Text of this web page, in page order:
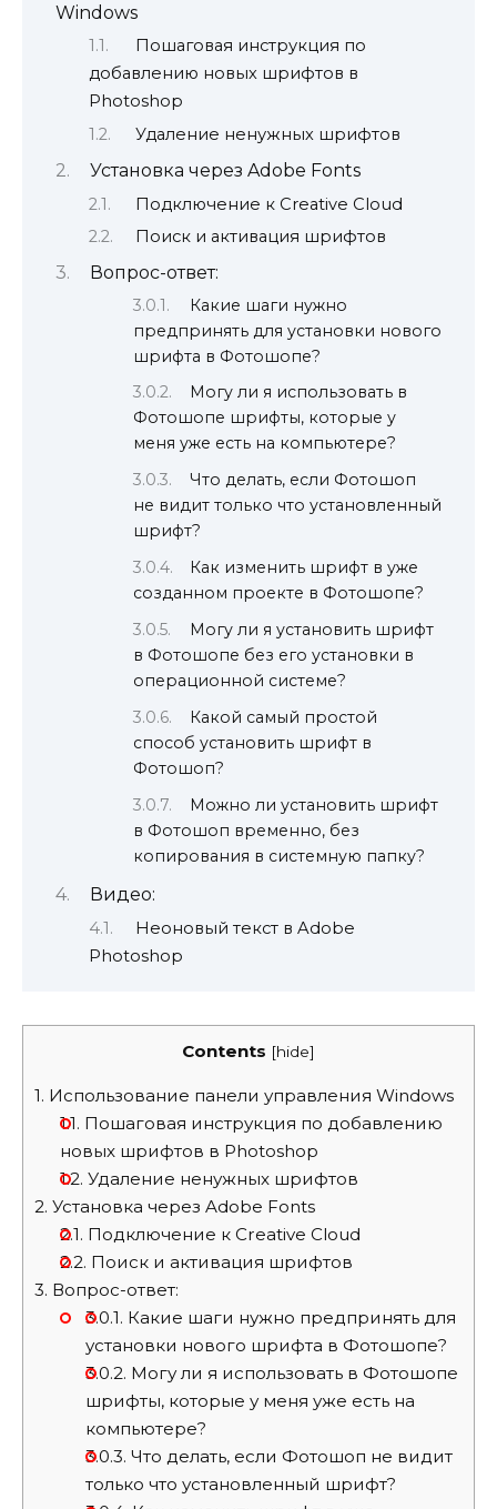
Windows
Пошаговая инструкция по
добавлению новых шрифтов в
Photoshop
Удаление ненужных шрифтов
Установка через Adobe Fonts
Подключение к Creative Cloud
Поиск и активация шрифтов
Вопрос-ответ:
Какие шаги нужно
предпринять для установки нового
шрифта в Фотошопе?
Могу ли я использовать в
Фотошопе шрифты, которые у
меня уже есть на компьютере?
Что делать, если Фотошоп
не видит только что установленный
шрифт?
Как изменить шрифт в уже
созданном проекте в Фотошопе?
Могу ли я установить шрифт
в Фотошопе без его установки в
операционной системе?
Какой самый простой
способ установить шрифт в
Фотошоп?
Можно ли установить шрифт
в Фотошоп временно, без
копирования в системную папку?
Видео:
Неоновый текст в Adobe
Photoshop
Contents [hide]
1. Использование панели управления Windows
1.1. Пошаговая инструкция по добавлению
новых шрифтов в Photoshop
1.2. Удаление ненужных шрифтов
2. Установка через Adobe Fonts
2.1. Подключение к Creative Cloud
2.2. Поиск и активация шрифтов
3. Вопрос-ответ:
3.0.1. Какие шаги нужно предпринять для
установки нового шрифта в Фотошопе?
3.0.2. Могу ли я использовать в Фотошопе
шрифты, которые у меня уже есть на
компьютере?
3.0.3. Что делать, если Фотошоп не видит
только что установленный шрифт?